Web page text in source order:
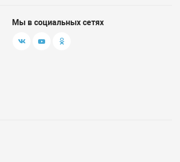
Мы в социальных сетях